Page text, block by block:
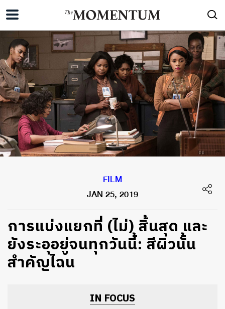
FILM
JAN 25, 2019
การแบ่งแยกที่ (ไม่) สิ้นสุด และ
ยังระอุอยู่จนทุกวันนี้: สีผิวนั้น
สำคัญไฉน
IN FOCUS